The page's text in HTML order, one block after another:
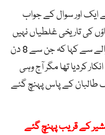
ایک اور سوال کے جواب
کی تاریخی غلطیاں نہیں
بھول سکتا ہوں۔ انہوں نے اس حوالے سے کہا کہ جن سے 8 دن
کردیا تھا مگر آج وہی
طالبان کے پاس پہنچ گئے
کے قریب پہنچ گئے